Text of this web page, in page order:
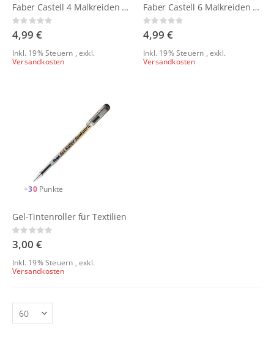
Faber Castell 4 Malkreiden Birne
Rating:
0%
4,99 €
Inkl. 19% Steuern ,exkl.
Versandkosten
Faber Castell 6 Malkreiden Finger
Rating:
0%
4,99 €
Inkl. 19% Steuern ,exkl.
Versandkosten
+30 Punkte
Gel-Tintenroller für Textilien
Rating:
0%
3,00 €
Inkl. 19% Steuern ,exkl.
Versandkosten